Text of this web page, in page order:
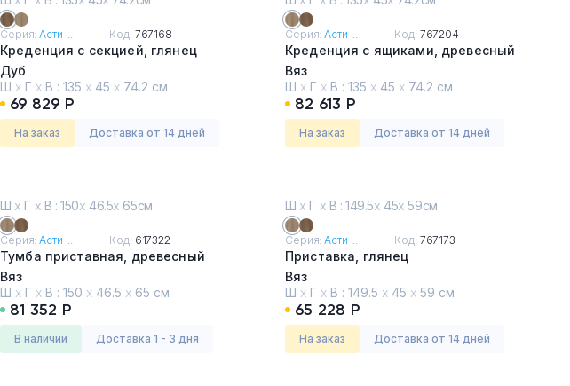
Серия:Асти ... Код: 767168
Креденция с секцией, глянец
Дуб
Ш х Г х В : 135 х 45 х 74.2 см
69 829 Р
На заказ Доставка от 14 дней
Серия:Асти ... Код: 767204
Креденция с ящиками, древесный
Вяз
Ш х Г х В : 135 х 45 х 74.2 см
82 613 Р
На заказ Доставка от 14 дней
Ш х Г х В : 150х 46.5х 65см
Серия:Асти ... Код: 617322
Тумба приставная, древесный
Вяз
Ш х Г х В : 150 х 46.5 х 65 см
81 352 Р
в наличии Доставка 1 - 3 дня
Ш х Г х В : 149.5х 45х 59см
Серия:Асти ... Код: 767173
Приставка, глянец
Вяз
Ш х Г х В : 149.5 х 45 х 59 см
65 228 Р
На заказ Доставка от 14 дней